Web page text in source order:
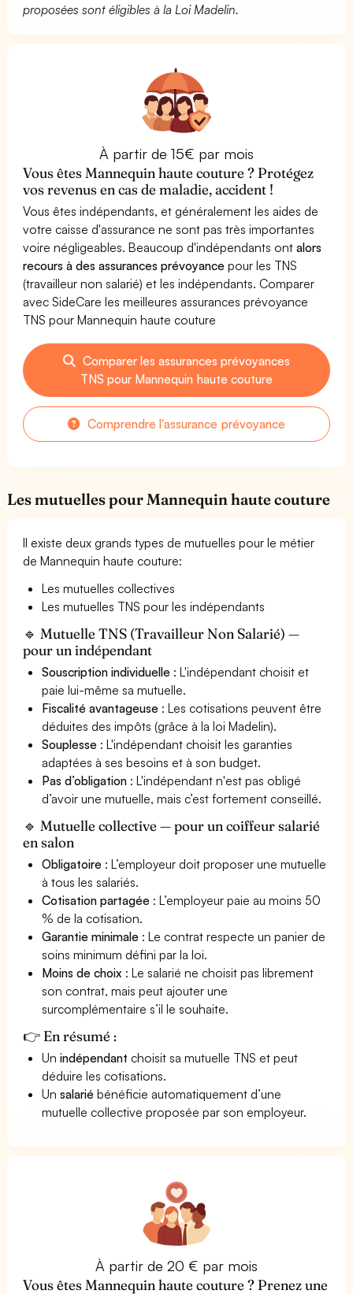
proposées sont éligibles à la Loi Madelin.
À partir de 15€ par mois
Vous êtes Mannequin haute couture ? Protégez
vos revenus en cas de maladie, accident !
Vous êtes indépendants, et généralement les aides de
votre caisse d'assurance ne sont pas très importantes
voire négligeables. Beaucoup d'indépendants ontalors
recours à des assurances prévoyance pour les TNS
(travailleur non salarié) et les indépendants. Comparer
avec SideCare les meilleures assurances prévoyance
TNS pour Mannequin haute couture
Comparer les assurances prévoyances
TNS pour Mannequin haute couture
Comprendre l'assurance prévoyance
Les mutuelles pour Mannequin haute couture
Il existe deux grands types de mutuelles pour le métier
de Mannequin haute couture:
Les mutuelles collectives
Les mutuelles TNS pour les indépendants
🔹 Mutuelle TNS (Travailleur Non Salarié) —
pour un indépendant
Souscription individuelle : L'indépendant choisit et
paie lui-même sa mutuelle.
Fiscalité avantageuse : Les cotisations peuvent être
déduites des impôts (grâce à la loi Madelin).
Souplesse : L'indépendant choisit les garanties
adaptées à ses besoins et à son budget.
Pas d’obligation : L'indépendant n'est pas obligé
d’avoir une mutuelle, mais c’est fortement conseillé.
🔹 Mutuelle collective — pour un coiffeur salarié
en salon
Obligatoire : L’employeur doit proposer une mutuelle
à tous les salariés.
Cotisation partagée : L’employeur paie au moins 50
% de la cotisation.
Garantie minimale : Le contrat respecte un panier de
soins minimum défini par la loi.
Moins de choix : Le salarié ne choisit pas librement
son contrat, mais peut ajouter une
surcomplémentaire s’il le souhaite.
👉 En résumé :
Unindépendant choisit sa mutuelle TNS et peut
déduire les cotisations.
Unsalarié bénéficie automatiquement d’une
mutuelle collective proposée par son employeur.
À partir de 20 € par mois
Vous êtes Mannequin haute couture ? Prenez une